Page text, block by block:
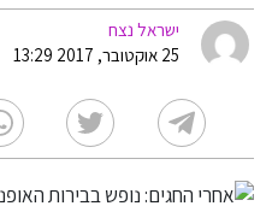
ישראל נצח
25 אוקטובר, 2017 13:29